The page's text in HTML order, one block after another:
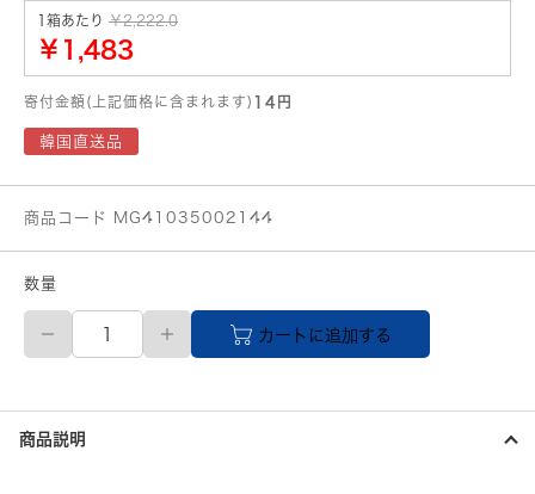
1箱あたり ￥2,222.0
￥1,483
寄付金額(上記価格に含まれます) 14円
韓国直送品
商品コード MG41035002144
数量
MEDIHIEAL(メ
ィ
ー
ル)
ウ
カートに追加する
商品説明